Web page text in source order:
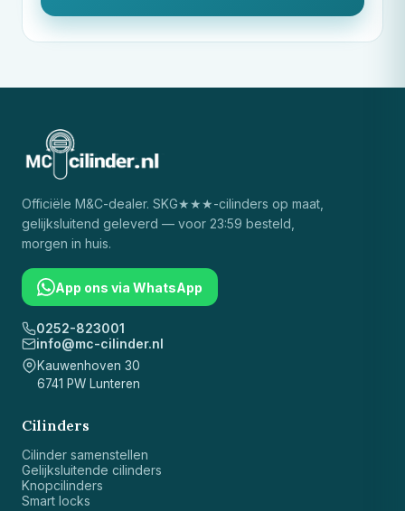
Officiële M&C-dealer. SKG★★★-cilinders op maat,
gelijksluitend geleverd — voor 23:59 besteld,
morgen in huis.
App ons via WhatsApp
0252-823001
info@mc-cilinder.nl
Kauwenhoven 30
6741 PW Lunteren
Cilinders
Cilinder samenstellen
Gelijksluitende cilinders
Knopcilinders
Smart locks